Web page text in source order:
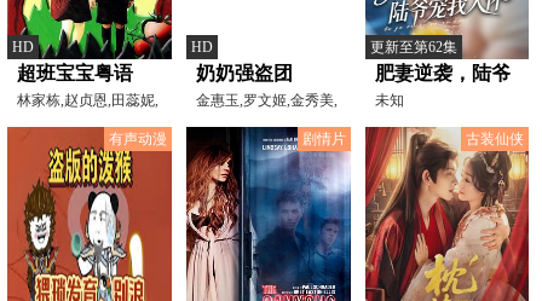
HD
超班宝宝粤语
林家栋,赵贞恩,田蕊妮,
原岛大地
HD
奶奶强盗团
金惠玉,罗文姬,金秀美,
任昌丁
更新至第62集
肥妻逆袭，陆爷
宠我入怀
未知
有声动漫 剧情片 古装仙侠